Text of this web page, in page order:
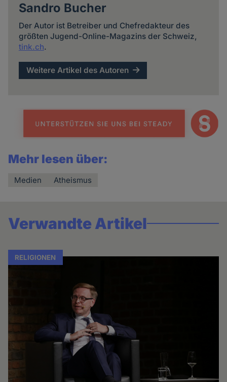
Sandro Bucher
Der Autor ist Betreiber und Chefredakteur des
größten Jugend-Online-Magazins der Schweiz,
tink.ch.
Weitere Artikel des Autoren
Mehr lesen über:
Medien Atheismus
Verwandte Artikel
RELIGIONEN